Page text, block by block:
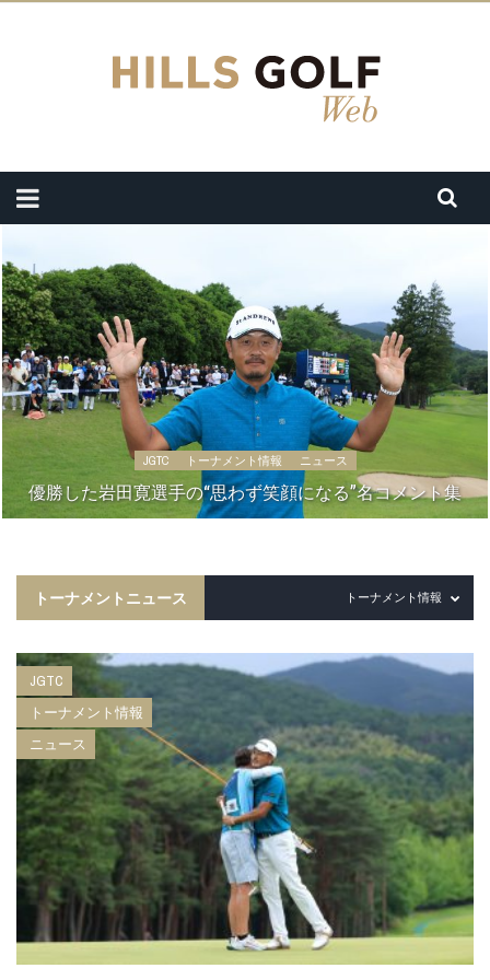
JGTC トーナメント情報 ニュース
優勝した岩田寛選手の“思わず笑顔になる”名コメント集
トーナメントニュース トーナメント情報
JGTC
トーナメント情報
ニュース